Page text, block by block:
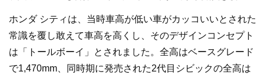
ホンダ シティは、当時車高が低い車がカッコいいとされた
常識を覆し敢えて車高を高くし、そのデザインコンセプト
は「トールボーイ」とされました。全高はベースグレード
で1,470mm、同時期に発売された2代目シビックの全高は